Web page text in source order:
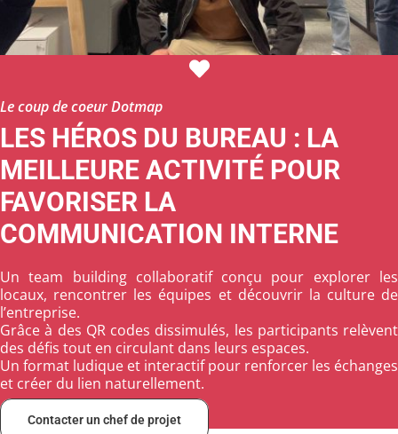
Le coup de coeur Dotmap
LES HÉROS DU BUREAU : LA
MEILLEURE ACTIVITÉ POUR
FAVORISER LA
COMMUNICATION INTERNE
Un team building collaboratif conçu pour explorer les
locaux, rencontrer les équipes et découvrir la culture de
l’entreprise.
Grâce à des QR codes dissimulés, les participants relèvent
des défis tout en circulant dans leurs espaces.
Un format ludique et interactif pour renforcer les échanges
et créer du lien naturellement.
Contacter un chef de projet